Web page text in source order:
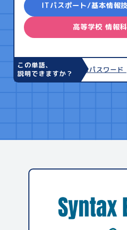
ITパスポート/基本情報
高等学校 情報
この単語、
説明できますか？
認証局 ワンタイムパスワード